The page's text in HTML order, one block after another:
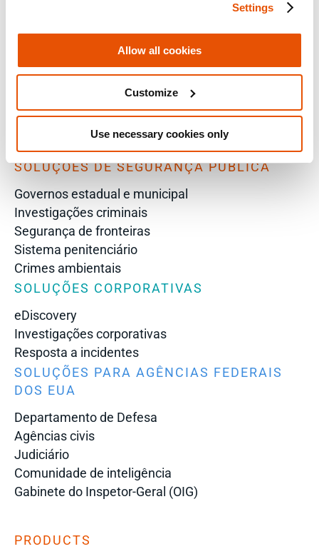
Settings
Allow all cookies
Customize
Use necessary cookies only
Peritos
Analista de inteligência
Investigador
Comandante da polícia
Promotor
VP de segurança da informação
Diretor de perícia forense
SOLUÇÕES DE SEGURANÇA PÚBLICA
Governos estadual e municipal
Investigações criminais
Segurança de fronteiras
Sistema penitenciário
Crimes ambientais
SOLUÇÕES CORPORATIVAS
eDiscovery
Investigações corporativas
Resposta a incidentes
SOLUÇÕES PARA AGÊNCIAS FEDERAIS
DOS EUA
Departamento de Defesa
Agências civis
Judiciário
Comunidade de inteligência
Gabinete do Inspetor-Geral (OIG)
PRODUCTS